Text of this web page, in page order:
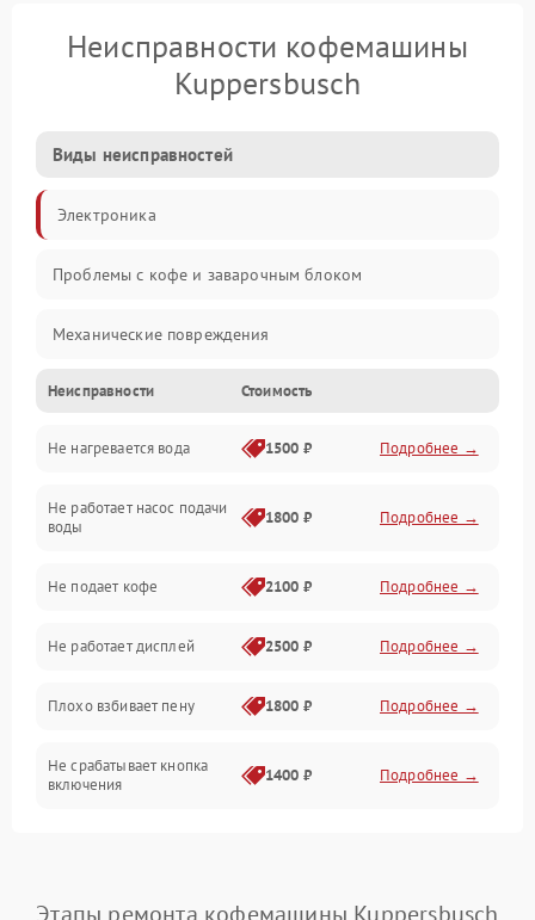
Неисправности кофемашины
Kuppersbusch
Виды неисправностей
Электроника
Проблемы с кофе и заварочным блоком
Механические повреждения
Прочие неисправности
Включение и работа
Проблемы с водой
Проблемы с капучинатором и паром
Управление и электроника
Программное обеспечение
Неисправности Стоимость
Не нагревается вода 1500 ₽ Подробнее →
Не работает насос подачи
воды
1800 ₽ Подробнее →
Не подает кофе 2100 ₽ Подробнее →
Не работает дисплей 2500 ₽ Подробнее →
Плохо взбивает пену 1800 ₽ Подробнее →
Не срабатывает кнопка
включения
1400 ₽ Подробнее →
Подробнее →